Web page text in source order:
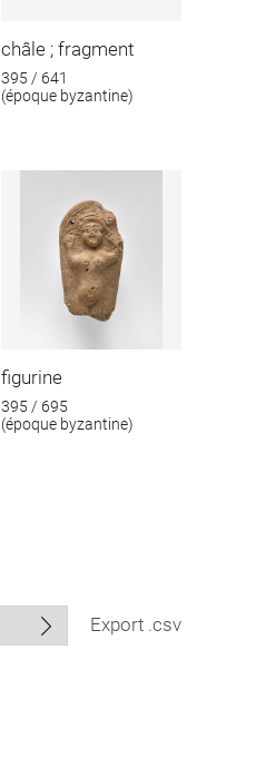
châle ; fragment
395 / 641
(époque byzantine)
figurine
395 / 695
(époque byzantine)
Export .csv